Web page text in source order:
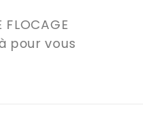
FLOCAGE
pour vous